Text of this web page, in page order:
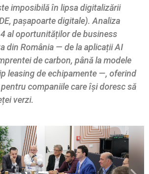
imposibilă în lipsa digitalizării
pașapoarte digitale). Analiza
al oportunităților de business
din România — de la aplicații AI
de carbon, până la modele
leasing de echipamente —, oferind
companiile care își doresc să
verzi.